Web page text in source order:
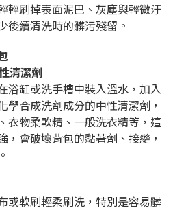
輕刷掉表面泥巴、灰塵與輕微汙
後續清洗時的髒污殘留。
清潔劑
浴缸或洗手槽中裝入溫水，加入
學合成洗劑成分的中性清潔劑，
衣物柔軟精、一般洗衣精等，這
，會破壞背包的黏著劑、接縫，
或軟刷輕柔刷洗，特別是容易髒